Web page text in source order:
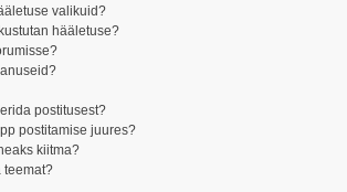
valikuid?
hääletuse?
postitusest?
postitamise juures?
kiitma?
teemat?